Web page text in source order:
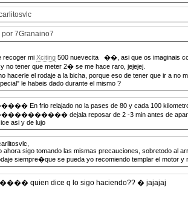
7Granaino7
recoger mi Xciting 500 nuevecita ��, asi que os imaginais
no tener que meter 2� se me hace raro, jejejej.
hacerle el rodaje a la bicha, porque eso de tener que ir a
le habeis dado durante el mismo ?
relajado no la pases de 80 y cada 100 kilometros
dejala reposar de 2 -3 min antes de aparcarla y al
asi y de lujo
ahora sigo tomando las mismas precauciones, sobretodo al
siempre�que se pueda yo recomiendo templar el motor y
dice q lo sigo haciendo?? � jajajaj